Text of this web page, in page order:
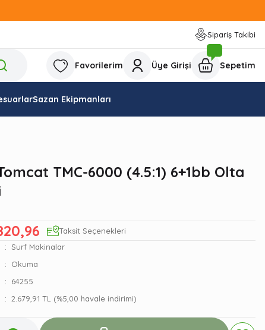
Sipariş Takibi
Favorilerim Üye Girişi Sepetim
Sazan Ekipmanları
TMC-6000 (4.5:1) 6+1bb Olta
Taksit Seçenekleri
Surf Makinalar
Okuma
64255
2.679,91 TL (%5,00 havale indirimi)